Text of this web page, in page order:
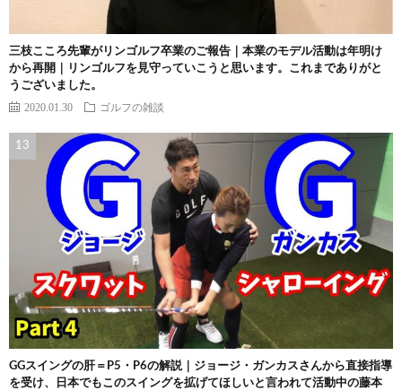
三枝こころ先輩がリンゴルフ卒業のご報告｜本業のモデル活動は年明け
から再開｜リンゴルフを見守っていこうと思います。これまでありがと
うございました。
2020.01.30 ゴルフの雑談
GGスイングの肝＝P5・P6の解説｜ジョージ・ガンカスさんから直接指導
を受け、日本でもこのスイングを拡げてほしいと言われて活動中の藤本